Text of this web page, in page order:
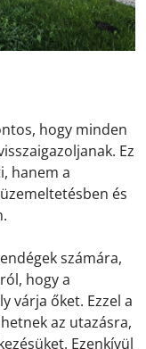
hogy minden
Ez
hanem a
és
számára,
hogy a
várja őket. Ezzel a
az utazásra,
Ezenkívül